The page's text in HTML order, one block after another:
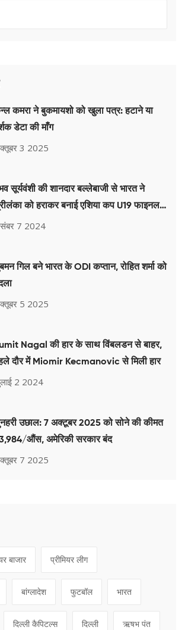
कमरा ने बुकमायशो को खुला पत्र: हटाने या
डेटा की माँग
3 2025
सूर्यवंशी की शानदार बल्लेबाजी से भारत ने
को हराकर बनाई एशिया कप U19 फाइनल में
7 2024
गिल बने भारत के ODI कप्तान, रोहित शर्मा को
5 2025
Nagal की हार के साथ विंबलडन से बाहर,
दौर में Miomir Kecmanovic से मिली हार
2 2024
उछाल: 7 अक्टूबर 2025 को सोने की कीमत
औंस, अमेरिकी सरकार बंद
7 2025
बाजार प्रीमियर लीग
बांग्लादेश फुटबॉल भारत
दिल्ली कैपिटल्स दिल्ली ऋषभ पंत